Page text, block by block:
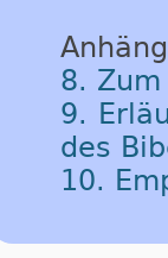
8.
9.
des
10.